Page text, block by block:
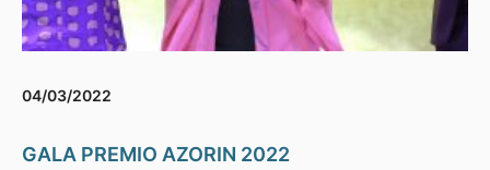
04/03/2022
GALA PREMIO AZORIN 2022